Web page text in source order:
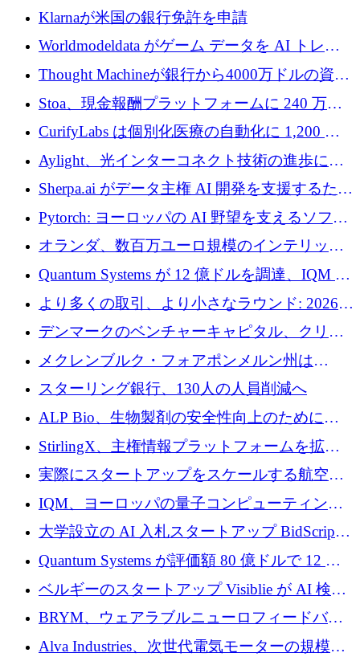
材料スタートアップ TaiSan が 465 万ポンドを
Klarnaが米国の銀行免許を申請
Worldmodeldata がゲーム データを AI トレー
ニングに変えるために 700 万ポンドを獲得
Thought Machineが銀行から4000万ドルの資金
調達、年間収益1億ドルを突破
Stoa、現金報酬プラットフォームに 240 万ド
ルを確保
CurifyLabs は個別化医療の自動化に 1,200 万
ユーロを寄付
Aylight、光インターコネクト技術の進歩に向
けて450万ユーロのプレシードラウンドを終了
Sherpa.ai がデータ主権 AI 開発を支援するため
に 1,800 万ドルを調達
Pytorch: ヨーロッパの AI 野望を支えるソフト
ウェア層
オランダ、数百万ユーロ規模のインテリック
との提携で軍用ドローンにソフトウェアファ
ースト戦略を採用
Quantum Systems が 12 億ドルを調達、IQM が
米国の主要取引所で初の欧州量子企業とな
る、6 月に欧州のスタートアップ資金調達
より多くの取引、より小さなラウンド: 2026
年 6 月に欧州のスタートアップ資金調達
デンマークのベンチャーキャピタル、クリメ
ンタム・キャピタルが気候変動対策ハードウ
ェア投資として初回クローズで6,000万ユーロ
を確保
メクレンブルク・フォアポンメルン州は
Nextcloud を州全体に展開し、オープンソース
スターリング銀行、130人の人員削減へ
ALP Bio、生物製剤の安全性向上のために
Venture Kick から 16 万 1,000 ユーロを調達
StirlingX、主権情報プラットフォームを拡張
するためにシリーズ A で 2,000 万ドルを確保
実際にスタートアップをスケールする航空イ
ノベーション モデルを学ぶ
IQM、ヨーロッパの量子コンピューティング
企業として初めて米国の主要取引所に上場
大学設立の AI 入札スタートアップ BidScript
がプレシード資金総額 100 万ドルを突破
Quantum Systems が評価額 80 億ドルで 12 億
ドルを調達
ベルギーのスタートアップ Visiblie が AI 検索
の可視化のために 50 万ユーロを調達
BRYM、ウェアラブルニューロフィードバッ
クプラットフォームの開発に65万ユーロを確
Alva Industries、次世代電気モーターの規模拡